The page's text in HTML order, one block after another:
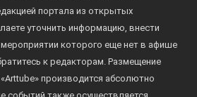
портала из открытых
уточнить информацию, внести
которого еще нет в афише
к редакторам. Размещение
производится абсолютно